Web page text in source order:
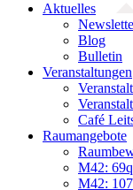
Aktuelles
Blog
Bulletin
Veranstaltungen
Café
Raumangebote
M42:
M42: